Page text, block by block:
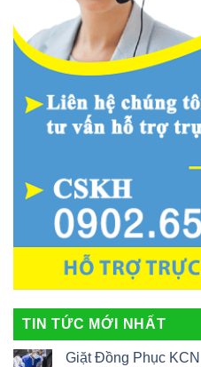
TIN TỨC MỚI NHẤT
Giặt Đồng Phục